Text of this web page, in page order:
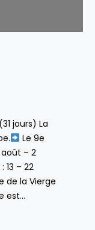
jours) La
Le 9e
août – 2
13 – 22
de la Vierge
est…